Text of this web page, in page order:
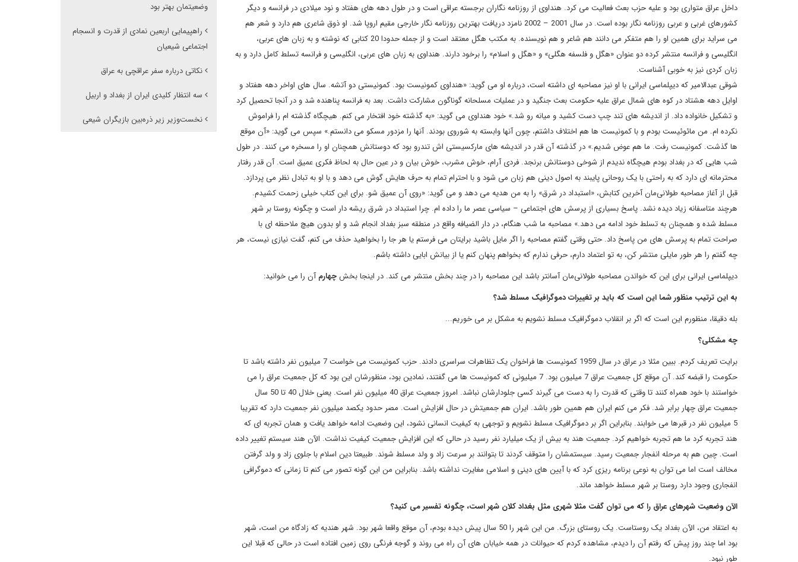
داخل عراق متواری بود و علیه حزب بعث فعالیت می کرد. هنداوی از روزنامه نگاران برجسته عراقی است و در طول دهه های هفتاد و نود میلادی در فرانسه و دیگر
کشورهای غربی و عربی روزنامه نگار بوده است. در سال 2001 – 2002 نامزد دریافت بهترین روزنامه نگار خارجی مقیم اروپا شد. او ذوق شاعری هم دارد و شعر هم
می سراید برای همین او را هم متفکر می دانند هم شاعر و هم نویسنده. به مکتب هگل معتقد است و از جمله حدودا 20 کتابی که نوشته و به زبان های عربی،
انگلیسی و فرانسه منتشر کرده دو عنوان «هگل و فلسفه هگلی» و «هگل و اسلام» را برخود دارند. هنداوی به زبان های عربی، انگلیسی و فرانسه تسلط کامل دارد و به
زبان کردی نیز به خوبی آشناست.
شوقی عبدالامیر که دیپلماسی ایرانی با او نیز مصاحبه ای داشته است، درباره او می گوید: «هنداوی کمونیست بود. کمونیستی دو آتشه. سال های اواخر دهه هفتاد و
اوایل دهه هشتاد در کوه های شمال عراق علیه حکومت بعث جنگید و در عملیات مسلحانه گوناگون مشارکت داشت. بعد به فرانسه پناهنده شد و در آنجا تحصیل کرد
و تشکیل خانواده داد. از اندیشه های تند چپ دست کشید و میانه رو شد.» خود هنداوی می گوید: «به گذشته خود افتخار می کنم. هیچگاه گذشته ام را فراموش
نکرده ام. من مائوئیست بودم و با کمونیست ها هم اختلاف داشتم، چون آنها وابسته به شوروی بودند. آنها را مزدور مسکو می دانستم.» سپس می گوید: «آن موقع
ها گذشت. کمونیست رفت. ما هم عوض شدیم.» در گذشته آن قدر در اندیشه های مارکسیستی اش تندرو بود که دوستانش همچنان او را مسخره می کنند. در طول
شب هایی که در بغداد بودم هیچگاه ندیدم از شوخی دوستانش برنجد. فردی آرام، خوش مشرب، خوش بیان و در عین حال به لحاظ فکری عمیق است. آن قدر رفتار
محترمانه ای دارد که به راحتی با یک روحانی پایبند به اصول دینی هم زبان می شود و با احترام تمام به حرف هایش گوش می دهد و با او به تبادل نظر می پردازد.
قبل از آغاز مصاحبه طولانی‌مان آخرین کتابش، «استبداد در شرق» را به من هدیه می دهد و می گوید: «روی آن عمیق شو. برای این کتاب خیلی زحمت کشیدم.
هرچند متاسفانه زیاد دیده نشد. پاسخ بسیاری از پرسش های اجتماعی – سیاسی عصر ما را داده ام. چرا استبداد در شرق ریشه دار است و چگونه روستا بر شهر
مسلط شده و همچنان به تسلط خود ادامه می دهد.» مصاحبه ما شب هنگام، در دار الضیافه واقع در منطقه سبز بغداد انجام شد و او بدون هیچ ملاحظه ای با
صراحت تمام به پرسش های من پاسخ داد. حتی وقتی گفتم مصاحبه را اگر مایل باشید برایتان می فرستم یا هر جا را بخواهید حذف می کنم، گفت نیازی نیست، هر
چه گفتم را هر طور مایلی منتشر کن، به تو اعتماد دارم، حرفی ندارم که بخواهم پنهان کنم یا از بیانش ابایی داشته باشم.
دیپلماسی ایرانی برای این که خواندن مصاحبه طولانی‌مان آسانتر باشد این مصاحبه را در چند بخش منتشر می کند. در اینجا بخشچهارمآن را می خوانید:
به این ترتیب منظور شما این است که باید بر تغییرات دموگرافیک مسلط شد؟
بله دقیقا، منظورم این است که اگر بر انقلاب دموگرافیک مسلط نشویم به مشکل بر می خوریم...
چه مشکلی؟
برایت تعریف کردم. ببین مثلا در عراق در سال 1959 کمونیست ها فراخوان یک تظاهرات سراسری دادند. حزب کمونیست می خواست 7 میلیون نفر داشته باشد تا
حکومت را قبضه کند. آن موقع کل جمعیت عراق 7 میلیون بود. 7 میلیونی که کمونیست ها می گفتند، نمادین بود، منظورشان این بود که کل جمعیت عراق را می
خواستند با خود همراه کنند تا وقتی که قدرت را به دست می گیرند کسی جلودارشان نباشد. امروز جمعیت عراق 40 میلیون نفر است. یعنی خلال 40 تا 50 سال
جمعیت عراق چهار برابر شد. فکر می کنم ایران هم همین طور باشد. ایران هم جمعیتش در حال افزایش است. مصر حدود یکصد میلیون نفر جمعیت دارد که تقریبا
5 میلیون نفر در قبرها می خوابند. بنابراین اگر بر دموگرافیک مسلط نشویم و توجهی به کیفیت انسانی نشود، این وضعیت ادامه خواهد یافت و همان تجربه ای که
هند تجربه کرد ما هم تجربه خواهیم کرد. جمعیت هند به بیش از یک میلیارد نفر رسید در حالی که این افزایش جمعیت کیفیت نداشت. الآن هند سیستم تغییر داده
است. چین هم به مرحله انفجار جمعیت رسید. سیستمشان را متوقف کردند تا بتوانند بر سرعت زاد و ولد مسلط شوند. طبیعتا دین اسلام با جلوی زاد و ولد گرفتن
مخالف است اما می توان به نوعی برنامه ریزی کرد که با آیین های دینی و اسلامی مغایرت نداشته باشد. بنابراین من این گونه تصور می کنم تا زمانی که دموگرافی
انفجاری وجود دارد روستا بر شهر مسلط خواهد ماند.
الآن وضعیت شهرهای عراق را که می توان گفت مثلا شهری مثل بغداد کلان شهر است، چگونه تفسیر می کنید؟
به اعتقاد من، الآن بغداد یک روستاست. یک روستای بزرگ. من این شهر را 50 سال پیش دیده بودم، آن موقع واقعا شهر بود. شهر هندیه که زادگاه من است، شهر
بود اما چند روز پیش که رفتم آن را دیدم، مشاهده کردم که حیوانات در همه خیابان های آن راه می روند و گوجه فرنگی روی زمین افتاده است در حالی که قبلا این
طور نبود.
وضعیتمان بهتر بود
راهپیمایی اربعین نمادی از قدرت و انسجام
اجتماعی شیعیان
نکاتی درباره سفر عراقچی به عراق
سه انتظار کلیدی ایران از بغداد و اربیل
نخست‌وزیر زیر ذره‌بین بازیگران شیعی